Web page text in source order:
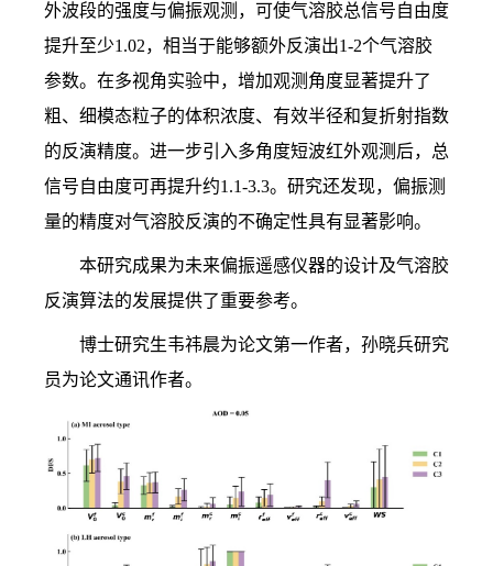
外波段的强度与偏振观测，可使气溶胶总信号自由度
提升至少1.02，相当于能够额外反演出1-2个气溶胶
参数。在多视角实验中，增加观测角度显著提升了
粗、细模态粒子的体积浓度、有效半径和复折射指数
的反演精度。进一步引入多角度短波红外观测后，总
信号自由度可再提升约1.1-3.3。研究还发现，偏振测
量的精度对气溶胶反演的不确定性具有显著影响。
本研究成果为未来偏振遥感仪器的设计及气溶胶
反演算法的发展提供了重要参考。
博士研究生韦祎晨为论文第一作者，孙晓兵研究
员为论文通讯作者。